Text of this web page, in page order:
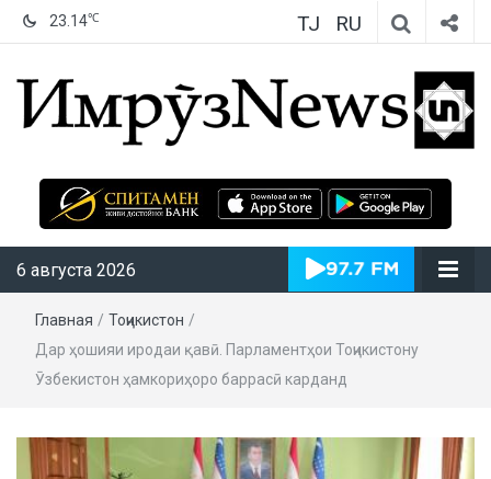
23.14℃ TJ RU
ИмрӯзNews
6 августа 2026
Главная / Тоҷикистон /
Дар ҳошияи иродаи қавӣ. Парламентҳои Тоҷикистону
Ӯзбекистон ҳамкориҳоро баррасӣ карданд